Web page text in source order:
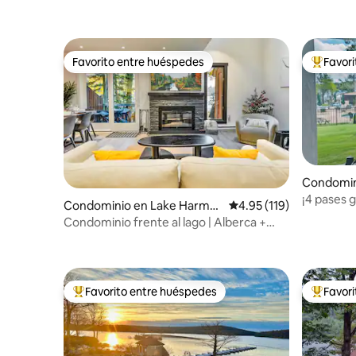
Favorito entre huéspedes
Favorito entre huéspedes
Condominio en Lake Harmo
ny
Calificación promedio:
4.95 (119)
Condominio frente al lago | Alberca +
De los
y
¡4 pases
De los mejores en Favorito entre huéspedes
Favorito entre huéspedes De los